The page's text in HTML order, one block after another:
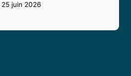
25 juin 2026